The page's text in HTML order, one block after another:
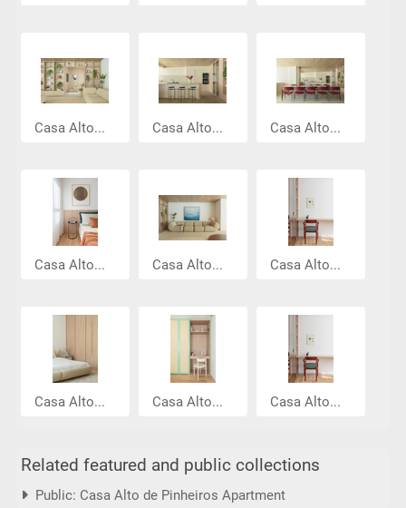
Casa Alto... Casa Alto... Casa Alto...
Casa Alto... Casa Alto... Casa Alto...
Casa Alto... Casa Alto... Casa Alto...
Related featured and public collections
Public: Casa Alto de Pinheiros Apartment